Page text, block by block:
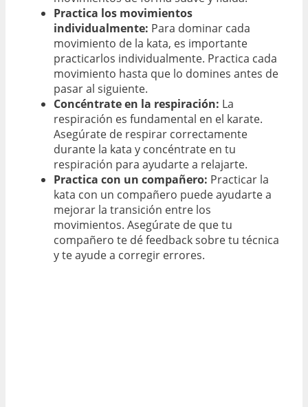
Practica los movimientos
individualmente: Para dominar cada
movimiento de la kata, es importante
practicarlos individualmente. Practica cada
movimiento hasta que lo domines antes de
pasar al siguiente.
Concéntrate en la respiración: La
respiración es fundamental en el karate.
Asegúrate de respirar correctamente
durante la kata y concéntrate en tu
respiración para ayudarte a relajarte.
Practica con un compañero: Practicar la
kata con un compañero puede ayudarte a
mejorar la transición entre los
movimientos. Asegúrate de que tu
compañero te dé feedback sobre tu técnica
y te ayude a corregir errores.